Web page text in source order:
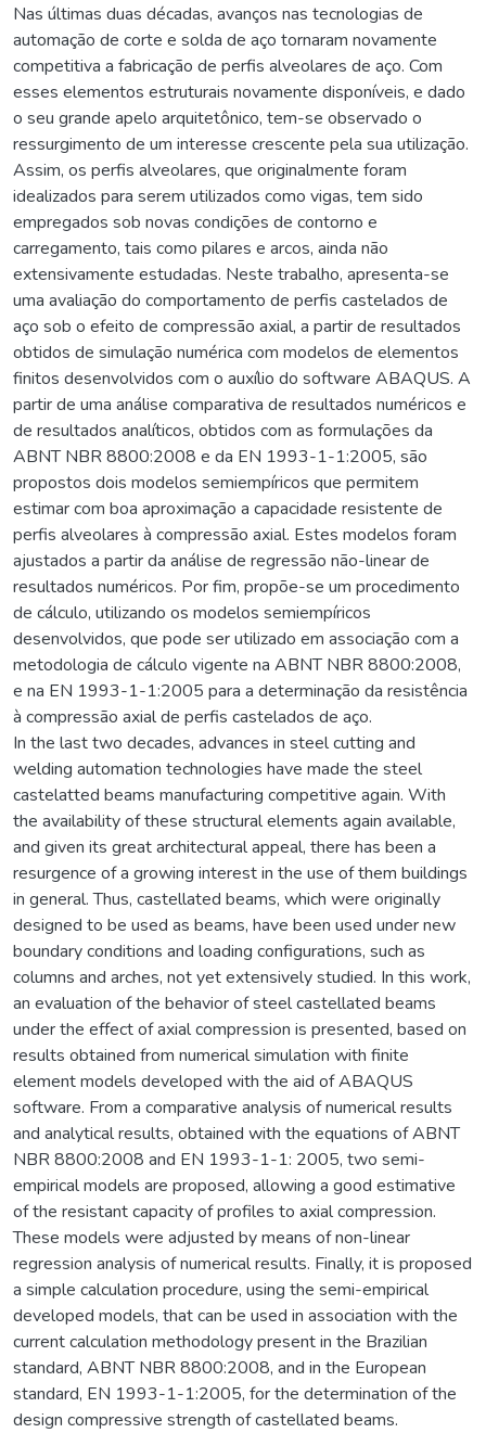
Nas últimas duas décadas, avanços nas tecnologias de
automação de corte e solda de aço tornaram novamente
competitiva a fabricação de perfis alveolares de aço. Com
esses elementos estruturais novamente disponíveis, e dado
o seu grande apelo arquitetônico, tem-se observado o
ressurgimento de um interesse crescente pela sua utilização.
Assim, os perfis alveolares, que originalmente foram
idealizados para serem utilizados como vigas, tem sido
empregados sob novas condições de contorno e
carregamento, tais como pilares e arcos, ainda não
extensivamente estudadas. Neste trabalho, apresenta-se
uma avaliação do comportamento de perfis castelados de
aço sob o efeito de compressão axial, a partir de resultados
obtidos de simulação numérica com modelos de elementos
finitos desenvolvidos com o auxílio do software ABAQUS. A
partir de uma análise comparativa de resultados numéricos e
de resultados analíticos, obtidos com as formulações da
ABNT NBR 8800:2008 e da EN 1993-1-1:2005, são
propostos dois modelos semiempíricos que permitem
estimar com boa aproximação a capacidade resistente de
perfis alveolares à compressão axial. Estes modelos foram
ajustados a partir da análise de regressão não-linear de
resultados numéricos. Por fim, propõe-se um procedimento
de cálculo, utilizando os modelos semiempíricos
desenvolvidos, que pode ser utilizado em associação com a
metodologia de cálculo vigente na ABNT NBR 8800:2008,
e na EN 1993-1-1:2005 para a determinação da resistência
à compressão axial de perfis castelados de aço.
In the last two decades, advances in steel cutting and
welding automation technologies have made the steel
castelatted beams manufacturing competitive again. With
the availability of these structural elements again available,
and given its great architectural appeal, there has been a
resurgence of a growing interest in the use of them buildings
in general. Thus, castellated beams, which were originally
designed to be used as beams, have been used under new
boundary conditions and loading configurations, such as
columns and arches, not yet extensively studied. In this work,
an evaluation of the behavior of steel castellated beams
under the effect of axial compression is presented, based on
results obtained from numerical simulation with finite
element models developed with the aid of ABAQUS
software. From a comparative analysis of numerical results
and analytical results, obtained with the equations of ABNT
NBR 8800:2008 and EN 1993-1-1: 2005, two semi-
empirical models are proposed, allowing a good estimative
of the resistant capacity of profiles to axial compression.
These models were adjusted by means of non-linear
regression analysis of numerical results. Finally, it is proposed
a simple calculation procedure, using the semi-empirical
developed models, that can be used in association with the
current calculation methodology present in the Brazilian
standard, ABNT NBR 8800:2008, and in the European
standard, EN 1993-1-1:2005, for the determination of the
design compressive strength of castellated beams.